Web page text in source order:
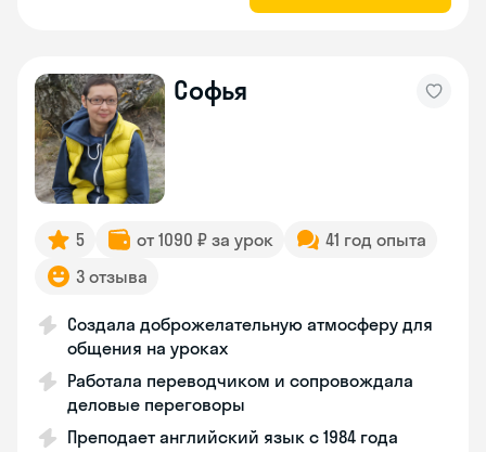
Софья
5 от 1090 ₽ за урок
41 год опыта
3 отзыва
Создала доброжелательную атмосферу для
общения на уроках
Работала переводчиком и сопровождала
деловые переговоры
Преподает английский язык с 1984 года